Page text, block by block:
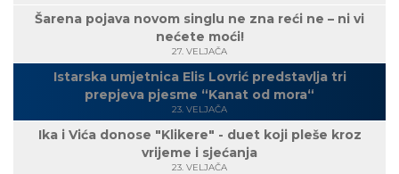
Šarena pojava novom singlu ne zna reći ne – ni vi
nećete moći!
27. VELJAČA
Istarska umjetnica Elis Lovrić predstavlja tri
prepjeva pjesme “Kanat od mora“
23. VELJAČA
Ika i Vića donose "Klikere" - duet koji pleše kroz
vrijeme i sjećanja
23. VELJAČA